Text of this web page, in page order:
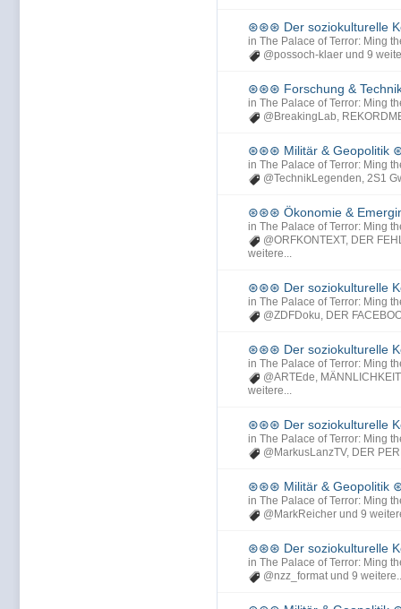
⊛⊛⊛ Der soziokulturelle
in The Palace of Terror: Ming
@possoch-klaer und 9
⊛⊛⊛ Forschung &
in The Palace of Terror: Ming
@BreakingLab,
⊛⊛⊛ Militär & Geopolitik
in The Palace of Terror: Ming
@TechnikLegenden, 2S1
⊛⊛⊛ Ökonomie &
in The Palace of Terror: Ming
@ORFKONTEXT, DER
weitere...
⊛⊛⊛ Der soziokulturelle
in The Palace of Terror: Ming
@ZDFDoku, DER
⊛⊛⊛ Der soziokulturelle
in The Palace of Terror: Ming
@ARTEde,
weitere...
⊛⊛⊛ Der soziokulturelle
in The Palace of Terror: Ming
@MarkusLanzTV, DER
⊛⊛⊛ Militär & Geopolitik
in The Palace of Terror: Ming
@MarkReicher und 9
⊛⊛⊛ Der soziokulturelle
in The Palace of Terror: Ming
@nzz_format und 9